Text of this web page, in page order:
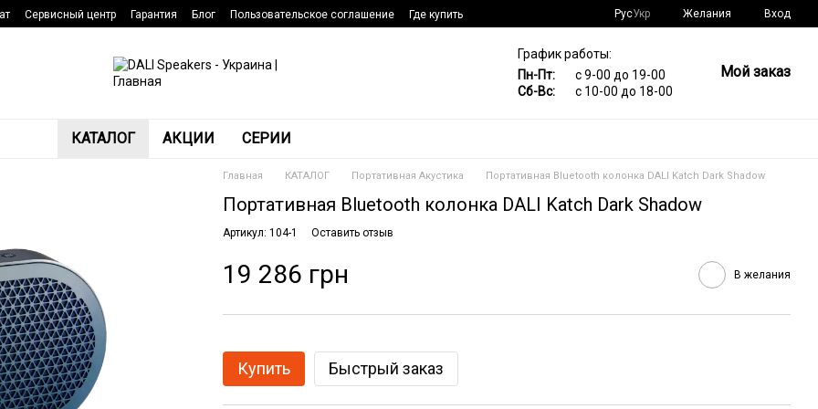
Сервисный центр Гарантия Блог Пользовательское соглашение Где купить РусУкр Желания Вход
График работы:
Пн-Пт:
с 9-00 до 19-00
Сб-Вс:
с 10-00 до 18-00
Мой заказ
КАТАЛОГ АКЦИИ СЕРИИ
Главная КАТАЛОГ Портативная Акустика Портативная Bluetooth колонка DALI Katch Dark Shadow
Портативная Bluetooth колонка DALI Katch Dark Shadow
Артикул: 104-1 Оставить отзыв
19 286 грн В желания
Купить Быстрый заказ